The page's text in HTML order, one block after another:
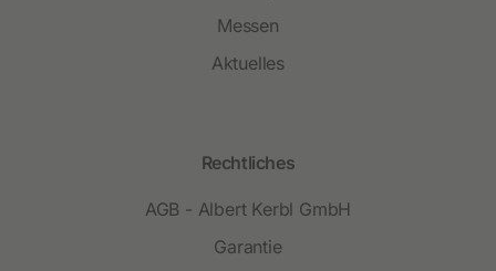
Messen
Aktuelles
Rechtliches
AGB - Albert Kerbl GmbH
Garantie